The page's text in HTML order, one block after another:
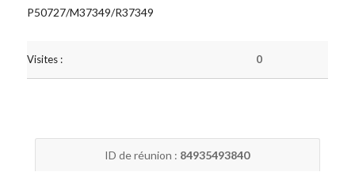
P50727/M37349/R37349
Visites : 0
ID de réunion : 84935493840